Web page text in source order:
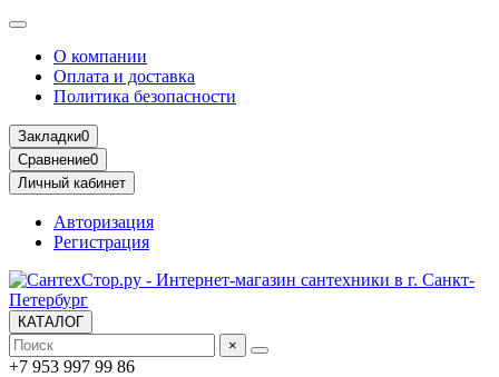
О компании
Оплата и доставка
Политика безопасности
Закладки0
Сравнение0
Личный кабинет
Авторизация
Регистрация
КАТАЛОГ
×
+7 953 997 99 86